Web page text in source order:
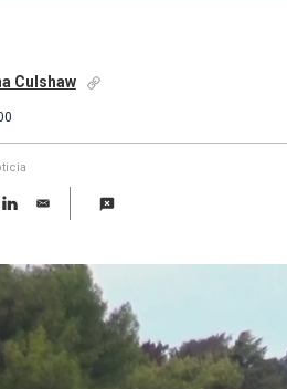
Culshaw
L
k
e
n
E
i